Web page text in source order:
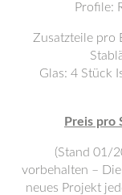
Profile:
Zusatzteile pro
Glas: 4 Stück
Preis pro
(Stand 01/
vorbehalten –
neues Projekt